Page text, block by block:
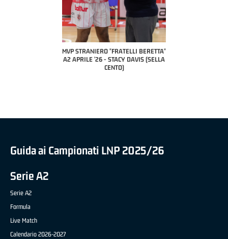
MVP STRANIERO "FRATELLI BERETTA"
A2 APRILE '26 - STACY DAVIS (SELLA
CENTO)
MVP "FRATELLI BERETTA"
DILAS B NAZIONALE
Guida ai Campionati LNP 2025/26
Serie A2
Serie A2
Formula
Live Match
Calendario 2026-2027